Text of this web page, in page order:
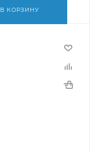
В КОРЗИНУ